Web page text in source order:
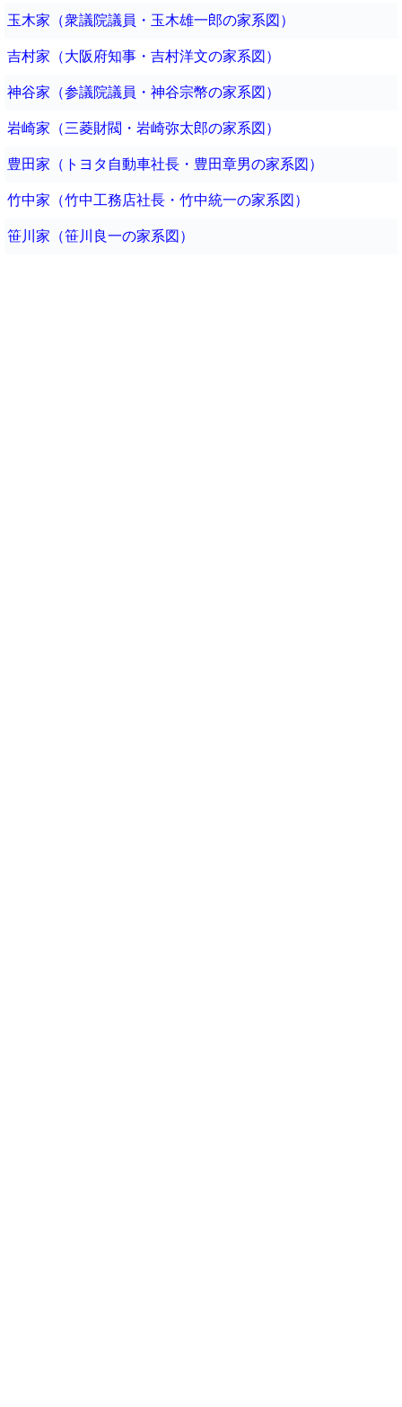
玉木家（衆議院議員・玉木雄一郎の家系図）
吉村家（大阪府知事・吉村洋文の家系図）
神谷家（参議院議員・神谷宗幣の家系図）
岩崎家（三菱財閥・岩崎弥太郎の家系図）
豊田家（トヨタ自動車社長・豊田章男の家系図）
竹中家（竹中工務店社長・竹中統一の家系図）
笹川家（笹川良一の家系図）